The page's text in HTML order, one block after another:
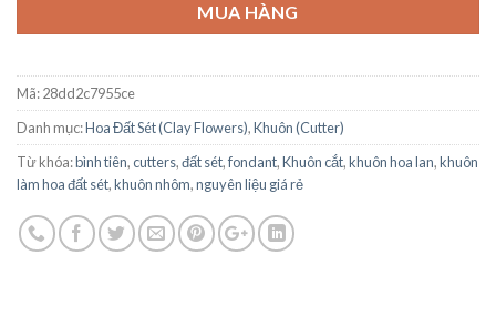
MUA HÀNG
Mã:28dd2c7955ce
Danh mục:Hoa Đất Sét (Clay Flowers),Khuôn (Cutter)
Từ khóa:bình tiên,cutters,đất sét,fondant,Khuôn cắt,khuôn hoa lan,khuôn
làm hoa đất sét,khuôn nhôm,nguyên liệu giá rẻ